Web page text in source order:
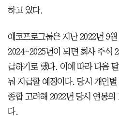
하고 있다.
에코프로그룹은 지난 2022년 9
2024~2025년이 되면 회사 주식
급하기로 했다. 이에 따라 다음
눠 지급할 예정이다. 당시 개인
종합 고려해 2022년 당시 연봉
다.